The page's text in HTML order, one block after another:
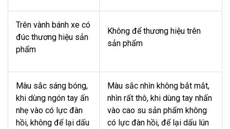
Trên vành bánh xe có
đúc thương hiệu sản
phẩm
Không để thương hiệu trên
sản phẩm
Màu sắc sáng bóng,
khi dùng ngón tay ấn
nhẹ vào có lực đàn
hồi, không để lại dấu
Màu sắc nhìn không bắt mắt,
nhìn rất thô, khi dùng tay nhấn
vào cao su sản phẩm không
có lực đàn hồi, để lại dấu lún